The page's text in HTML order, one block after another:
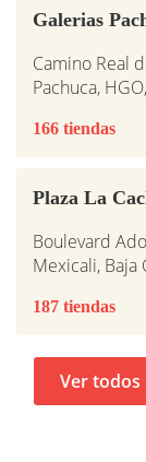
Galerias
Camino Real
Pachuca,
166 tiendas
Plaza La
Boulevard
Mexicali, Baja
187 tiendas
Ver todos